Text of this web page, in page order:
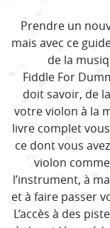
Prendre un
mais avec ce
de la
Fiddle For
doit savoir, de
votre violon à la
livre complet
ce dont vous
violon
l’instrument, à
et à faire passer
L’accès à des